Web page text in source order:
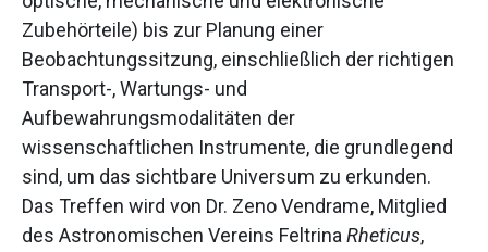
Zubehörteile) bis zur Planung einer
Beobachtungssitzung, einschließlich der richtigen
Transport-, Wartungs- und
Aufbewahrungsmodalitäten der
wissenschaftlichen Instrumente, die grundlegend
sind, um das sichtbare Universum zu erkunden.
Das Treffen wird von Dr. Zeno Vendrame, Mitglied
des Astronomischen Vereins Feltrina Rheticus,